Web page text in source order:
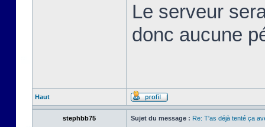
Le serveur
donc aucune
Haut
stephbb75 Sujet du message : Re: T'as déjà tenté ça